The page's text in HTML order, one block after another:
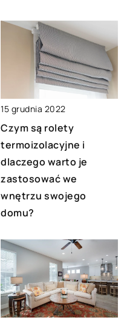
15 grudnia 2022
Czym są rolety
termoizolacyjne i
dlaczego warto je
zastosować we
wnętrzu swojego
domu?